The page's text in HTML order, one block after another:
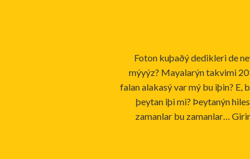
Foton kuþaðý dedikleri de
mýyýz? Mayalarýn takvimi
falan alakasý var mý bu iþin?
þeytan iþi mi? Þeytanýn
zamanlar bu zamanlar…